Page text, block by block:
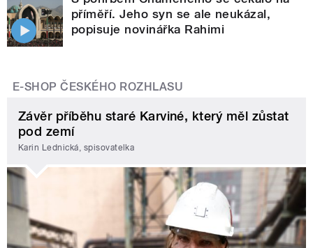
příměří. Jeho syn se ale neukázal,
popisuje novinářka Rahimi
E-SHOP ČESKÉHO ROZHLASU
Závěr příběhu staré Karviné, který měl zůstat
pod zemí
Karin Lednická, spisovatelka